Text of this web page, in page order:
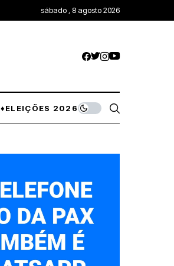
sábado , 8 agosto 2026
♦ELEIÇÕES 2026